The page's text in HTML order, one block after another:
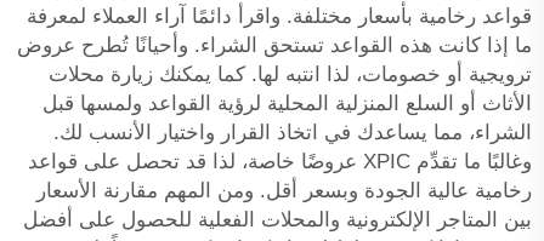
قواعد رخامية بأسعار مختلفة. واقرأ دائمًا آراء العملاء لمعرفة
ما إذا كانت هذه القواعد تستحق الشراء. وأحيانًا تُطرح عروض
ترويجية أو خصومات، لذا انتبه لها. كما يمكنك زيارة محلات
الأثاث أو السلع المنزلية المحلية لرؤية القواعد ولمسها قبل
الشراء، مما يساعدك في اتخاذ القرار واختيار الأنسب لك.
وغالبًا ما تقدِّم XPIC عروضًا خاصة، لذا قد تحصل على قواعد
رخامية عالية الجودة وبسعر أقل. ومن المهم مقارنة الأسعار
بين المتاجر الإلكترونية والمحلات الفعلية للحصول على أفضل